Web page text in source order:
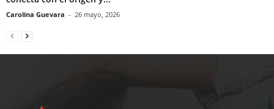
Carolina Guevara - 26 mayo, 2026